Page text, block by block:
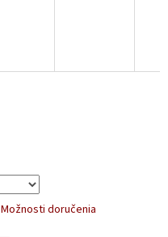
Možnosti doručenia